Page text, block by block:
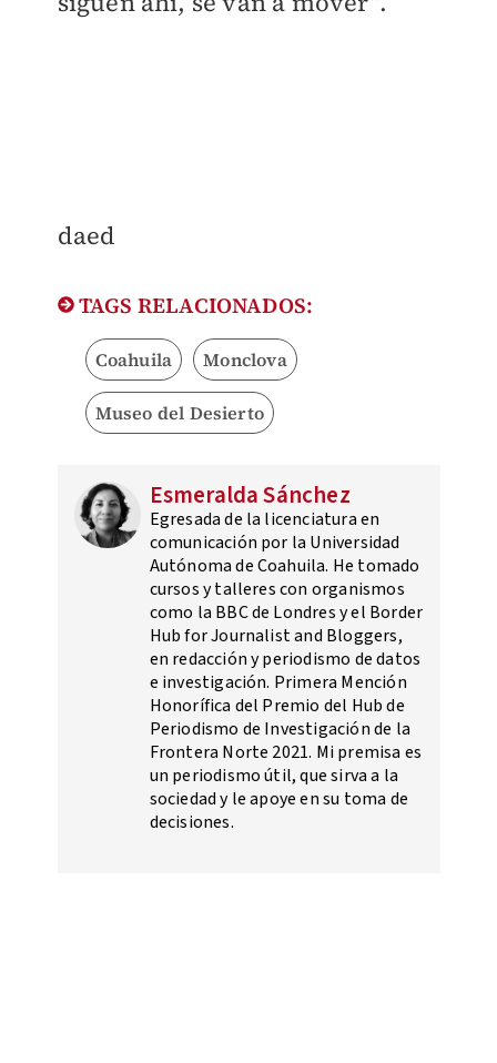
daed
TAGS RELACIONADOS:
Coahuila Monclova
Museo del Desierto
Esmeralda Sánchez
Egresada de la licenciatura en
comunicación por la Universidad
Autónoma de Coahuila. He tomado
cursos y talleres con organismos
como la BBC de Londres y el Border
Hub for Journalist and Bloggers,
en redacción y periodismo de datos
e investigación. Primera Mención
Honorífica del Premio del Hub de
Periodismo de Investigación de la
Frontera Norte 2021. Mi premisa es
un periodismo útil, que sirva a la
sociedad y le apoye en su toma de
decisiones.